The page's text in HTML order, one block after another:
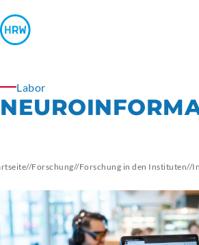
Labor
//Forschung//Forschung in den Instituten//